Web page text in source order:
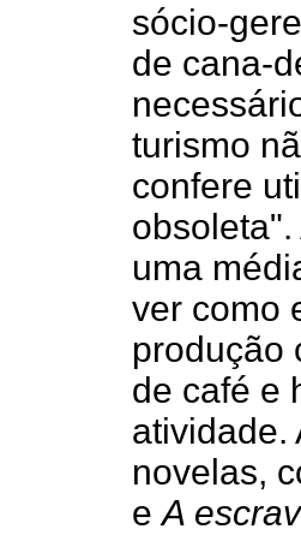
sócio-
de cana-
turismo
confere
uma
ver como
produção
de café e
atividade.
novelas,
eA